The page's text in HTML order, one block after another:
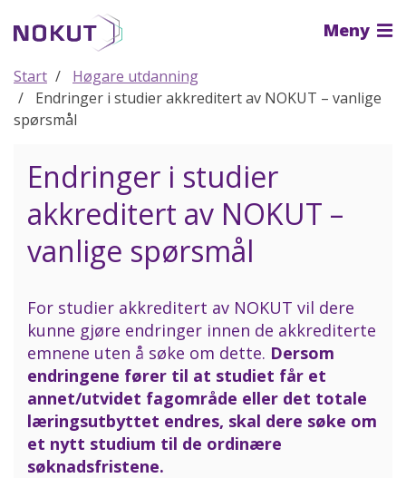
hovedinnhold
Meny
Start
Høgare utdanning
Endringer i studier akkreditert av NOKUT – vanlige
spørsmål
Endringer i studier
akkreditert av NOKUT –
vanlige spørsmål
For studier akkreditert av NOKUT vil dere
kunne gjøre endringer innen de akkrediterte
emnene uten å søke om dette. Dersom
endringene fører til at studiet får et
annet/utvidet fagområde eller det totale
læringsutbyttet endres, skal dere søke om
et nytt studium til de ordinære
søknadsfristene.